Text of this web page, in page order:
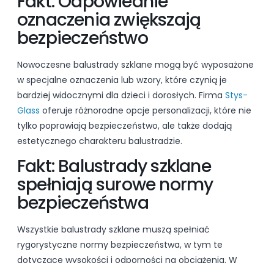
oznaczenia zwiększają
bezpieczeństwo
Nowoczesne balustrady szklane mogą być wyposażone
w specjalne oznaczenia lub wzory, które czynią je
bardziej widocznymi dla dzieci i dorosłych. Firma Stys-
Glass oferuje różnorodne opcje personalizacji, które nie
tylko poprawiają bezpieczeństwo, ale także dodają
estetycznego charakteru balustradzie.
Fakt: Balustrady szklane
spełniają surowe normy
bezpieczeństwa
Wszystkie balustrady szklane muszą spełniać
rygorystyczne normy bezpieczeństwa, w tym te
dotyczące wysokości i odporności na obciążenia. W